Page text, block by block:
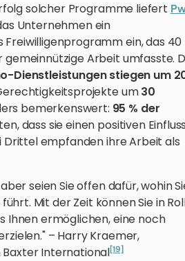
solcher Programme liefert
Unternehmen ein
ein, das 40
gemeinnützige Arbeit umfasste.
Dienstleistungen stiegen um
um30
bemerkenswert: 95 % der
dass sie einen positiven
Drittel empfanden ihre Arbeit als
seien Sie offen dafür, wohin
Mit der Zeit können Sie in
Ihnen ermöglichen, eine noch
– Harry Kraemer,
Baxter International[19]